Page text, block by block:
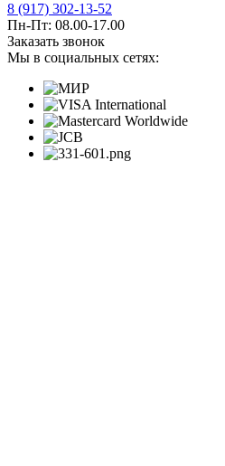
8 (917) 302-13-52
Пн-Пт: 08.00-17.00
Заказать звонок
Мы в социальных сетях: